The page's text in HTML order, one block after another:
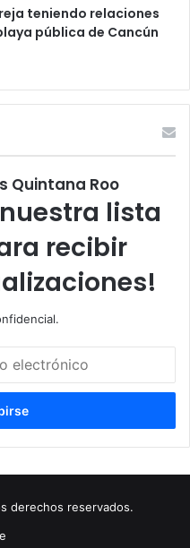
teniendo relaciones
pública de Cancún
Quintana Roo
lista
recibir
derechos reservados.